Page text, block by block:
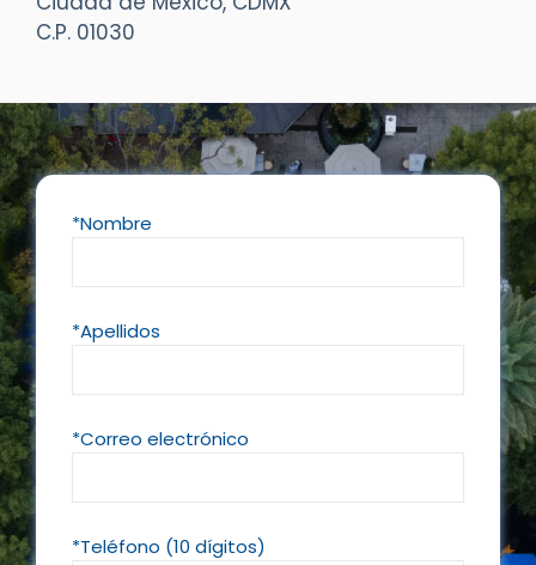
C.P. 01030
*Nombre
*Apellidos
*Correo electrónico
*Teléfono (10 dígitos)